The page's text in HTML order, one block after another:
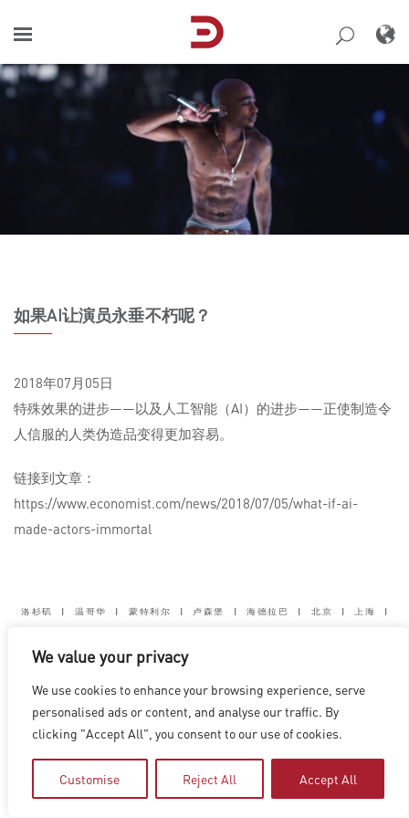
We value your privacy
We use cookies to enhance your browsing experience, serve
personalised ads or content, and analyse our traffic. By
clicking "Accept All", you consent to our use of cookies.
Customise Reject All Accept All
content
如果AI让演员永垂不朽呢？
2018年07月05日
特殊效果的进步——以及人工智能（AI）的进步——正使制造令
人信服的人类伪造品变得更加容易。
链接到文章：
https://www.economist.com/news/2018/07/05/what-if-ai-
made-actors-immortal
洛杉矶 | 温哥华 | 蒙特利尔 | 卢森堡 | 海德拉巴 | 北京 | 上海 |
Copyright © 2026 Digital Domain